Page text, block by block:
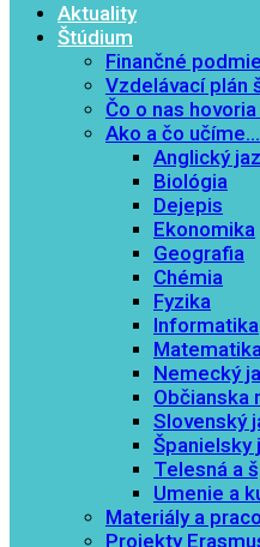
Aktuality
Štúdium
Finančné
Vzdelávací plán
Čo o nas
Ako a čo učíme…
Anglický
Biológia
Dejepis
Ekonomika
Geografia
Chémia
Fyzika
Informatika
Nemecký
Občianska
Slovenský
Španielsky
Telesná a
Umenie a
Materiály a
Projekty